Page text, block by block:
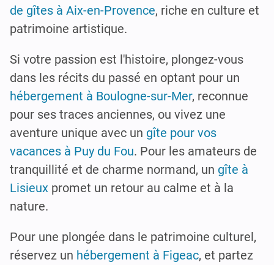
de gîtes à Aix-en-Provence, riche en culture et
patrimoine artistique.
Si votre passion est l'histoire, plongez-vous
dans les récits du passé en optant pour un
hébergement à Boulogne-sur-Mer, reconnue
pour ses traces anciennes, ou vivez une
aventure unique avec un gîte pour vos
vacances à Puy du Fou. Pour les amateurs de
tranquillité et de charme normand, un gîte à
Lisieux promet un retour au calme et à la
nature.
Pour une plongée dans le patrimoine culturel,
réservez un hébergement à Figeac, et partez